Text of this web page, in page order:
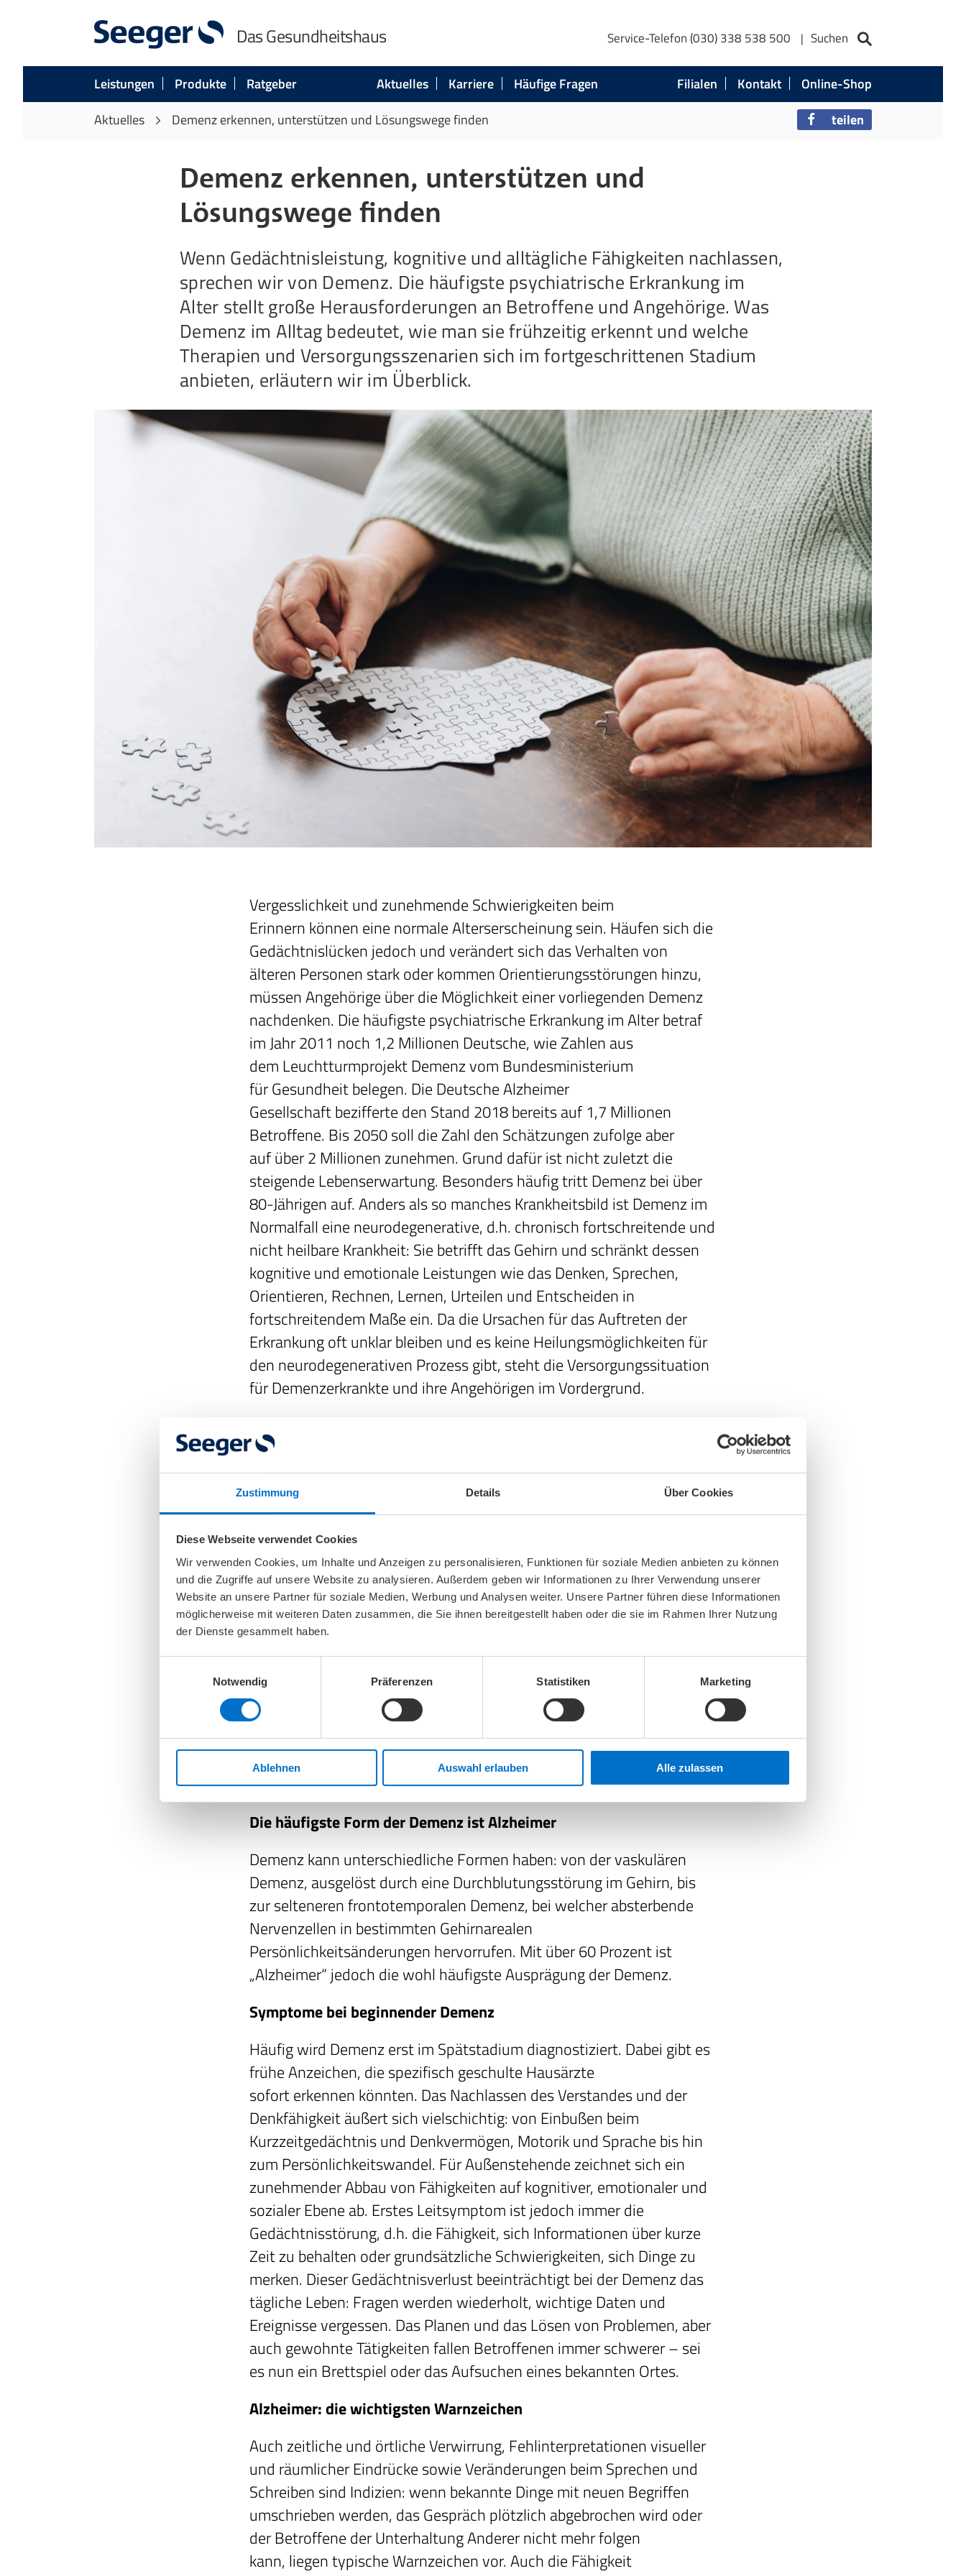
Zustimmung Details Über Cookies
Diese Webseite verwendet Cookies
Wir verwenden Cookies, um Inhalte und Anzeigen zu personalisieren, Funktionen für soziale Medien anbieten zu können
und die Zugriffe auf unsere Website zu analysieren. Außerdem geben wir Informationen zu Ihrer Verwendung unserer
Website an unsere Partner für soziale Medien, Werbung und Analysen weiter. Unsere Partner führen diese Informationen
möglicherweise mit weiteren Daten zusammen, die Sie ihnen bereitgestellt haben oder die sie im Rahmen Ihrer Nutzung
der Dienste gesammelt haben.
Notwendig
Präferenzen Statistiken Marketing
Ablehnen Auswahl erlauben Alle zulassen
Das Gesundheitshaus Service-Telefon (030) 338 538 500 Suchen
Leistungen Produkte Ratgeber Aktuelles Karriere Häufige Fragen Filialen Kontakt
Online-Shop
Aktuelles
Demenz erkennen, unterstützen und Lösungswege finden teilen
Demenz erkennen, unterstützen und
Lösungswege finden
Wenn Gedächtnisleistung, kognitive und alltägliche Fähigkeiten nachlassen,
sprechen wir von Demenz. Die häufigste psychiatrische Erkrankung im
Alter stellt große Herausforderungen an Betroffene und Angehörige. Was
Demenz im Alltag bedeutet, wie man sie frühzeitig erkennt und welche
Therapien und Versorgungsszenarien sich im fortgeschrittenen Stadium
anbieten, erläutern wir im Überblick.
Vergesslichkeit und zunehmende Schwierigkeiten beim
Erinnern können eine normale Alterserscheinung sein. Häufen sich die
Gedächtnislücken jedoch und verändert sich das Verhalten von
älteren Personen stark oder kommen Orientierungsstörungen hinzu,
müssen Angehörige über die Möglichkeit einer vorliegenden Demenz
nachdenken. Die häufigste psychiatrische Erkrankung im Alter betraf
im Jahr 2011 noch 1,2 Millionen Deutsche, wie Zahlen aus
dem Leuchtturmprojekt Demenz vom Bundesministerium
für Gesundheit belegen. Die Deutsche Alzheimer
Gesellschaft bezifferte den Stand 2018 bereits auf 1,7 Millionen
Betroffene. Bis 2050 soll die Zahl den Schätzungen zufolge aber
auf über 2 Millionen zunehmen. Grund dafür ist nicht zuletzt die
steigende Lebenserwartung. Besonders häufig tritt Demenz bei über
80-Jährigen auf. Anders als so manches Krankheitsbild ist Demenz im
Normalfall eine neurodegenerative, d.h. chronisch fortschreitende und
nicht heilbare Krankheit: Sie betrifft das Gehirn und schränkt dessen
kognitive und emotionale Leistungen wie das Denken, Sprechen,
Orientieren, Rechnen, Lernen, Urteilen und Entscheiden in
fortschreitendem Maße ein. Da die Ursachen für das Auftreten der
Erkrankung oft unklar bleiben und es keine Heilungsmöglichkeiten für
den neurodegenerativen Prozess gibt, steht die Versorgungssituation
für Demenzerkrankte und ihre Angehörigen im Vordergrund.
die Entwicklung möglichst lange hinauszögern und selbstbestimmt
Vorkehrungen treffen. Der Gang zum Arzt, so unangenehm er sein
mag, bringt in vielen Hinsichten Klarheit: im Rahmen einer Befragung
und psychologischer Tests kann das Ausmaß der Gedächtnis- und
Orientierungsstörungen besser bestimmt werden. Ebenso wird
der Arzt durch einen medizinischen Check zunächst versuchen, alle
denkbaren organischen und damit therapiefähigen Ursachen wie z.B.
auszuschließen. Aber auch eine zu Grunde liegende Depression oder
Medikamenten-Nebenwirkungen können für kognitive Defizite
verantwortlich sein. Erst wenn Computertomografie, EEG sowie Blut-
und Urinuntersuchungen ergebnislos bleiben, kann von
einer klassischen Alzheimer-Demenz ausgegangen werden.
Die häufigste Form der Demenz ist Alzheimer
Demenz kann unterschiedliche Formen haben: von der vaskulären
Demenz, ausgelöst durch eine Durchblutungsstörung im Gehirn, bis
zur selteneren frontotemporalen Demenz, bei welcher absterbende
Nervenzellen in bestimmten Gehirnarealen
Persönlichkeitsänderungen hervorrufen. Mit über 60 Prozent ist
„Alzheimer“ jedoch die wohl häufigste Ausprägung der Demenz.
Symptome bei beginnender Demenz
Häufig wird Demenz erst im Spätstadium diagnostiziert. Dabei gibt es
frühe Anzeichen, die spezifisch geschulte Hausärzte
sofort erkennen könnten. Das Nachlassen des Verstandes und der
Denkfähigkeit äußert sich vielschichtig: von Einbußen beim
Kurzzeitgedächtnis und Denkvermögen, Motorik und Sprache bis hin
zum Persönlichkeitswandel. Für Außenstehende zeichnet sich ein
zunehmender Abbau von Fähigkeiten auf kognitiver, emotionaler und
sozialer Ebene ab. Erstes Leitsymptom ist jedoch immer die
Gedächtnisstörung, d.h. die Fähigkeit, sich Informationen über kurze
Zeit zu behalten oder grundsätzliche Schwierigkeiten, sich Dinge zu
merken. Dieser Gedächtnisverlust beeinträchtigt bei der Demenz das
tägliche Leben: Fragen werden wiederholt, wichtige Daten und
Ereignisse vergessen. Das Planen und das Lösen von Problemen, aber
auch gewohnte Tätigkeiten fallen Betroffenen immer schwerer – sei
es nun ein Brettspiel oder das Aufsuchen eines bekannten Ortes.
Alzheimer: die wichtigsten Warnzeichen
Auch zeitliche und örtliche Verwirrung, Fehlinterpretationen visueller
und räumlicher Eindrücke sowie Veränderungen beim Sprechen und
Schreiben sind Indizien: wenn bekannte Dinge mit neuen Begriffen
umschrieben werden, das Gespräch plötzlich abgebrochen wird oder
der Betroffene der Unterhaltung Anderer nicht mehr folgen
kann, liegen typische Warnzeichen vor. Auch die Fähigkeit